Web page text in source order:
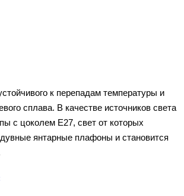
к перепадам температуры и
сплава. В качестве источников света
c цоколем E27, свет от которых
янтарные плафоны и становится